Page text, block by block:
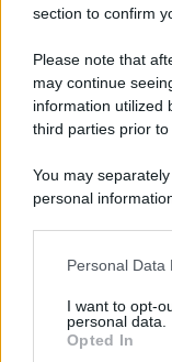
section to confirm
Please note that
may continue
information utilized
third parties prior to
You may
personal
This information
disclose it to
Please note that
Personal Data
I want to opt-
personal data.
Opted In
L'Ucraina ha finito
Se all'Europa
con la Russia
Il rubinetto di Rabat